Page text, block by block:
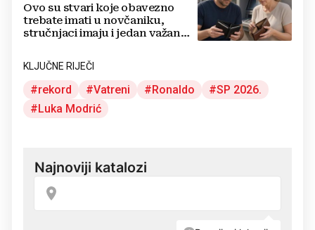
Ovo su stvari koje obavezno
trebate imati u novčaniku,
stručnjaci imaju i jedan važan
KLJUČNE RIJEČI
rekord Vatreni Ronaldo
SP 2026.
Luka Modrić